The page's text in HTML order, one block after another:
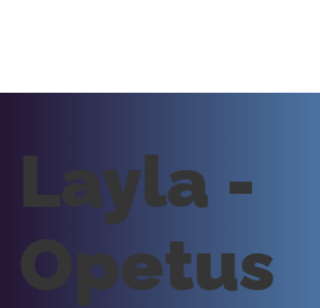
Layla -
Opetus